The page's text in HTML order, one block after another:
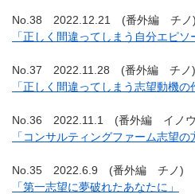
No.38 2022.12.21 (番外編 チノ)
「正しく間違ってしまう自分エピソ
No.37 2022.11.28 (番外編 チノ)
「正しく間違ってしまう志望動機の
No.36 2022.11.1 (番外編 イノ
「コンサルティングファーム志望の
No.35 2022.6.9 (番外編 チノ)
「第一志望に夢破れたあなたに」